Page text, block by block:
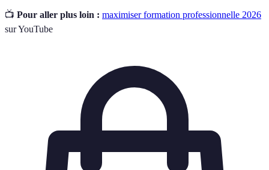
📺 Pour aller plus loin : maximiser formation professionnelle 2026
sur YouTube